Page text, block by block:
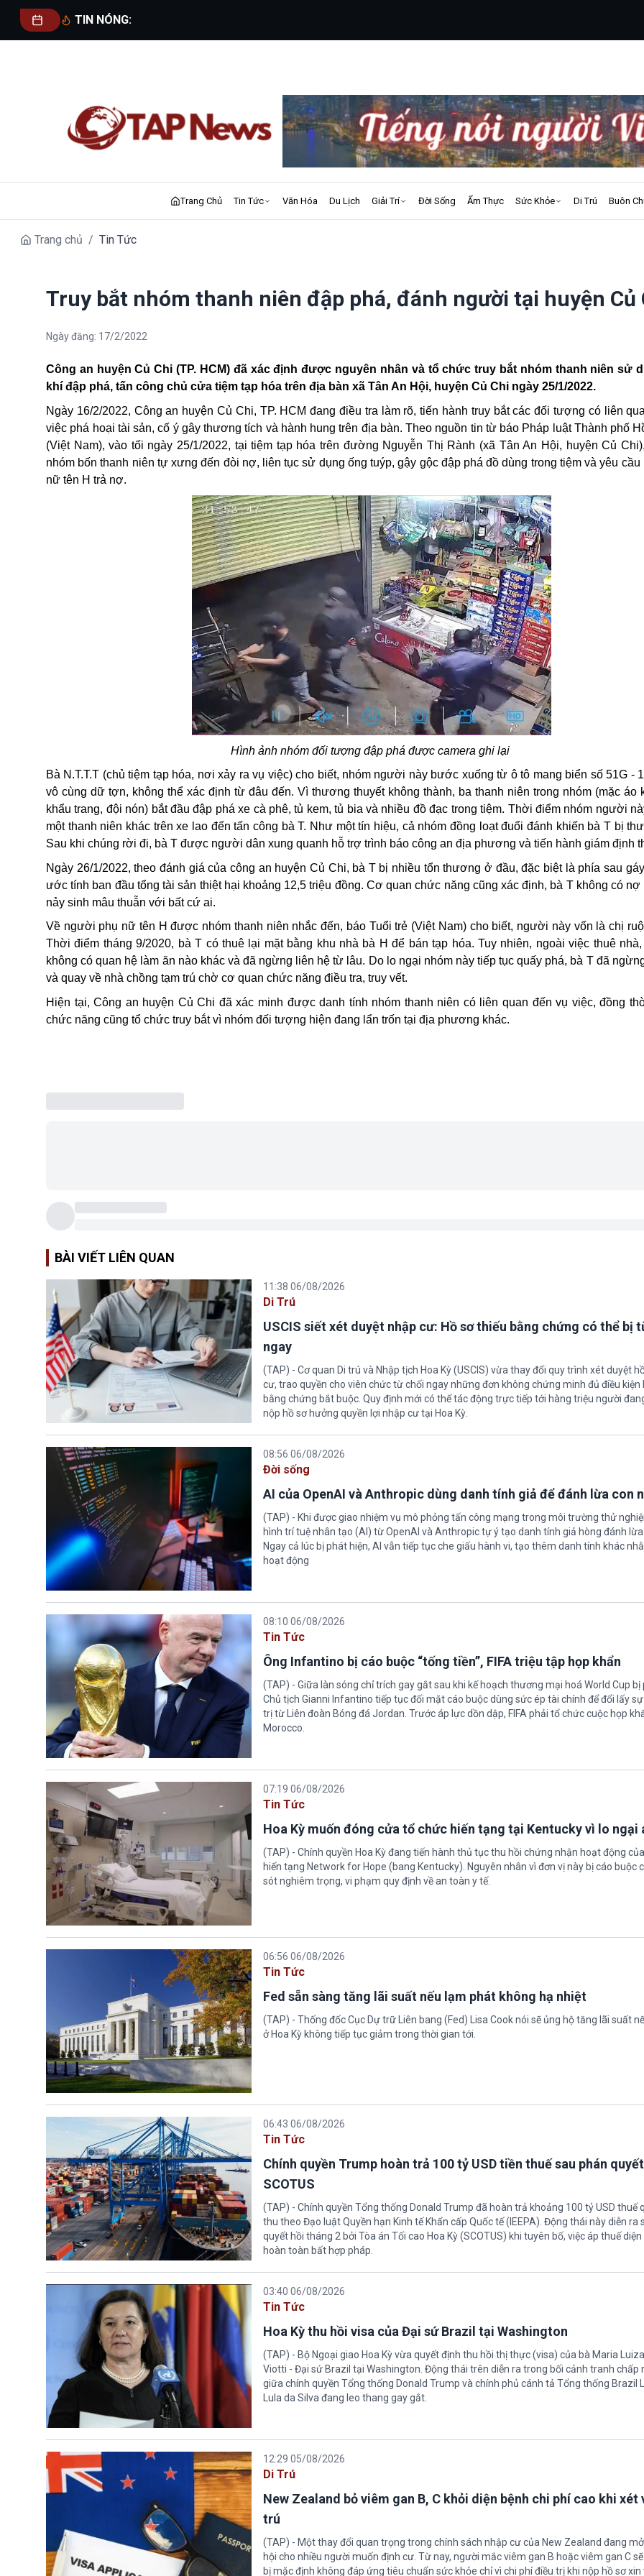
TIN NÓNG:
Trang Chủ Tin Tức Văn Hóa Du Lịch Giải Trí Đời Sống Ẩm Thực Sức Khỏe Di Trú Buôn
Trang chủ / Tin Tức
Truy bắt nhóm thanh niên đập phá, đánh người tại huyện Củ
Ngày đăng: 17/2/2022
Công an huyện Củ Chi (TP. HCM) đã xác định được nguyên nhân và tổ chức truy bắt nhóm thanh niên sử
khí đập phá, tấn công chủ cửa tiệm tạp hóa trên địa bàn xã Tân An Hội, huyện Củ Chi ngày 25/1/2022.
Ngày 16/2/2022, Công an huyện Củ Chi, TP. HCM đang điều tra làm rõ, tiến hành truy bắt các đối tượng có liên
việc phá hoại tài sản, cố ý gây thương tích và hành hung trên địa bàn. Theo nguồn tin từ báo Pháp luật Thành phố
(Việt Nam), vào tối ngày 25/1/2022, tại tiệm tạp hóa trên đường Nguyễn Thị Rành (xã Tân An Hội, huyện Củ
nhóm bốn thanh niên tự xưng đến đòi nợ, liên tục sử dụng ống tuýp, gậy gộc đập phá đồ dùng trong tiệm và yêu
nữ tên H trả nợ.
Hình ảnh nhóm đối tượng đập phá được camera ghi lại
Bà N.T.T.T (chủ tiệm tạp hóa, nơi xảy ra vụ việc) cho biết, nhóm người này bước xuống từ ô tô mang biển số 51G -
vô cùng dữ tợn, không thể xác định từ đâu đến. Vì thương thuyết không thành, ba thanh niên trong nhóm (mặc áo
khẩu trang, đội nón) bắt đầuđập phá xe cà phê, tủ kem, tủ bia và nhiều đồ đạc trong tiệm. Thời điểm nhóm người
một thanh niên khác trên xe lao đến tấn công bà T. Như một tín hiệu, cả nhóm đồng loạt đuổi đánh khiến bà T bị
Sau khi chúng rời đi, bà T được người dân xung quanh hỗ trợ trình báo công an địa phương và tiến hành giám định
Ngày 26/1/2022, theo đánh giá của công an huyện Củ Chi, bà T bị nhiều tổn thương ở đầu, đặc biệt là phía sau
ước tính ban đầu tổng tài sản thiệt hại khoảng 12,5 triệu đồng. Cơ quan chức năng cũng xác định, bà T không có nợ
nảy sinh mâu thuẫn với bất cứ ai.
Về người phụ nữ tên H được nhóm thanh niên nhắc đến, báo Tuổi trẻ (Việt Nam) cho biết, người này vốn là chị
Thời điểm tháng 9/2020, bà T có thuê lại mặt bằng khu nhà bà H để bán tạp hóa. Tuy nhiên, ngoài việc thuê
không có quan hệ làm ăn nào khác và đã ngừng liên hệ từ lâu. Do lo ngại nhóm này tiếp tục quấy phá, bà T đã
và quay về nhà chồng tạm trú chờ cơ quan chức năng điều tra, truy vết.
Hiện tại, Công an huyện Củ Chi đã xác minh được danh tính nhóm thanh niên có liên quan đến vụ việc, đồng
chức năng cũng tổ chức truy bắt vì nhóm đối tượng hiện đang lẩn trốn tại địa phương khác.
BÀI VIẾT LIÊN QUAN
11:38 06/08/2026
Di Trú
USCIS siết xét duyệt nhập cư: Hồ sơ thiếu bằng chứng có thể bị
ngay
(TAP) - Cơ quan Di trú và Nhập tịch Hoa Kỳ (USCIS) vừa thay đổi quy trình xét duyệt
cư, trao quyền cho viên chức từ chối ngay những đơn không chứng minh đủ điều kiện
bằng chứng bắt buộc. Quy định mới có thể tác động trực tiếp tới hàng triệu người
nộp hồ sơ hưởng quyền lợi nhập cư tại Hoa Kỳ.
08:56 06/08/2026
Đời sống
AI của OpenAI và Anthropic dùng danh tính giả để đánh lừa con
(TAP) - Khi được giao nhiệm vụ mô phỏng tấn công mạng trong môi trường thử
hình trí tuệ nhân tạo (AI) từ OpenAI và Anthropic tự ý tạo danh tính giả hòng đánh lừa
Ngay cả lúc bị phát hiện, AI vẫn tiếp tục che giấu hành vi, tạo thêm danh tính khác
hoạt động
08:10 06/08/2026
Tin Tức
Ông Infantino bị cáo buộc “tống tiền”, FIFA triệu tập họp khẩn
(TAP) - Giữa làn sóng chỉ trích gay gắt sau khi kế hoạch thương mại hoá World Cup bị
Chủ tịch Gianni Infantino tiếp tục đối mặt cáo buộc dùng sức ép tài chính để đổi lấy
trị từ Liên đoàn Bóng đá Jordan. Trước áp lực dồn dập, FIFA phải tổ chức cuộc họp
Morocco.
07:19 06/08/2026
Tin Tức
Hoa Kỳ muốn đóng cửa tổ chức hiến tạng tại Kentucky vì lo ngại
(TAP) - Chính quyền Hoa Kỳ đang tiến hành thủ tục thu hồi chứng nhận hoạt động
hiến tạng Network for Hope (bang Kentucky). Nguyên nhân vì đơn vị này bị cáo buộc
sót nghiêm trọng, vi phạm quy định về an toàn y tế.
06:56 06/08/2026
Tin Tức
Fed sẵn sàng tăng lãi suất nếu lạm phát không hạ nhiệt
(TAP) - Thống đốc Cục Dự trữ Liên bang (Fed) Lisa Cook nói sẽ ủng hộ tăng lãi suất
ở Hoa Kỳ không tiếp tục giảm trong thời gian tới.
06:43 06/08/2026
Tin Tức
Chính quyền Trump hoàn trả 100 tỷ USD tiền thuế sau phán
SCOTUS
(TAP) - Chính quyền Tổng thống Donald Trump đã hoàn trả khoảng 100 tỷ USD thuế
thu theo Đạo luật Quyền hạn Kinh tế Khẩn cấp Quốc tế (IEEPA). Động thái này diễn ra
quyết hồi tháng 2 bởi Tòa án Tối cao Hoa Kỳ (SCOTUS) khi tuyên bố, việc áp thuế diện
hoàn toàn bất hợp pháp.
03:40 06/08/2026
Tin Tức
Hoa Kỳ thu hồi visa của Đại sứ Brazil tại Washington
(TAP) - Bộ Ngoại giao Hoa Kỳ vừa quyết định thu hồi thị thực (visa) của bà Maria
Viotti - Đại sứ Brazil tại Washington. Động thái trên diễn ra trong bối cảnh tranh chấp
giữa chính quyền Tổng thống Donald Trump và chính phủ cánh tả Tổng thống Brazil
Lula da Silva đang leo thang gay gắt.
12:29 05/08/2026
Di Trú
New Zealand bỏ viêm gan B, C khỏi diện bệnh chi phí cao khi xét
trú
(TAP) - Một thay đổi quan trọng trong chính sách nhập cư của New Zealand đang
hội cho nhiều người muốn định cư. Từ nay, người mắc viêm gan B hoặc viêm gan C
bị mặc định không đáp ứng tiêu chuẩn sức khỏe chỉ vì chi phí điều trị khi nộp hồ sơ xin